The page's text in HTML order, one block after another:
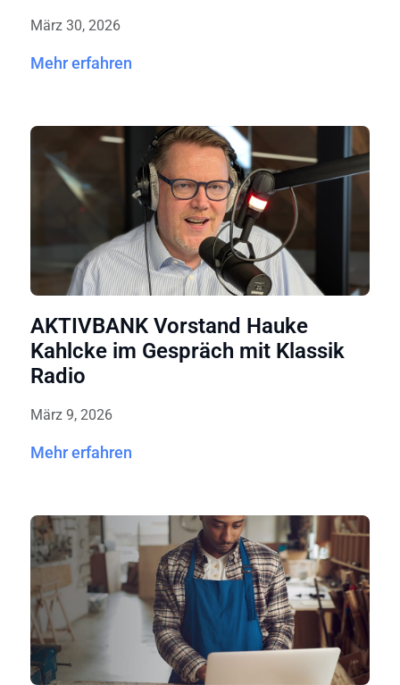
März 30, 2026
Mehr erfahren
AKTIVBANK Vorstand Hauke
Kahlcke im Gespräch mit Klassik
Radio
März 9, 2026
Mehr erfahren